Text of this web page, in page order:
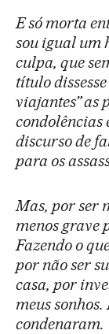
E só morta
sou igual um
culpa, que
título dissesse
viajantes”as
condolências
discurso de
para os
Mas, por ser
menos grave
Fazendo o
por não ser
casa, por
meus
condenaram.